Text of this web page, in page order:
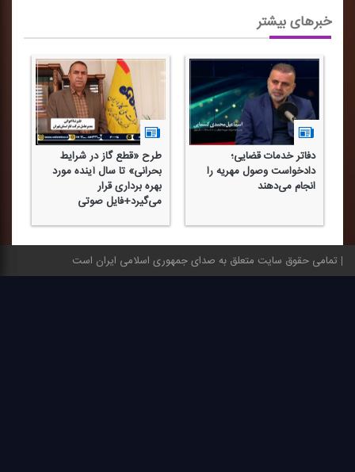
خبرهای بیشتر
دفاتر خدمات قضایی؛
دادخواست وصول مهریه را
انجام می‌دهند
طرح «قطع گاز در شرایط
بحرانی» تا سال آینده مورد
بهره برداری قرار
می‌گیرد+فایل صوتی
تمامی حقوق سایت متعلق به صدای جمهوری اسلامی ایران است